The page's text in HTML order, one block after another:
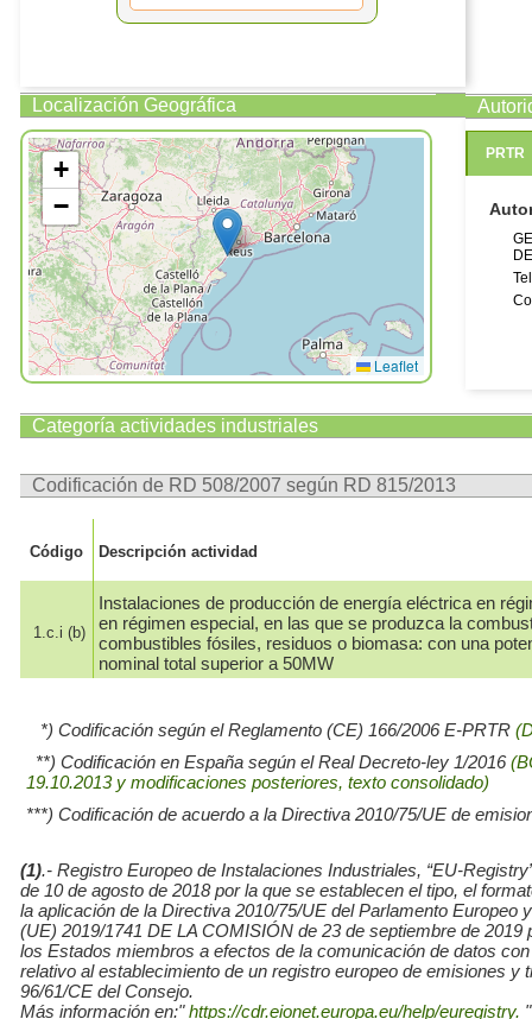
Localización Geográfica
+
−
Leaflet
PRTR
Categoría actividades industriales
Codificación de RD 508/2007 según RD 815/2013
Código Descripción actividad
1.c.i (b)
Instalaciones de producción de energía eléctrica en
en régimen especial, en las que se produzca la
combustibles fósiles, residuos o biomasa: con una
nominal total superior a 50MW
*) Codificación según el Reglamento (CE) 166/2006 E-PRTR
**) Codificación en España según el Real Decreto-ley 1/2016
19.10.2013 y modificaciones posteriores, texto consolidado)
***) Codificación de acuerdo a la Directiva 2010/75/UE de
(1).- Registro Europeo de Instalaciones Industriales, “EU-
de 10 de agosto de 2018 por la que se establecen el tipo, el
la aplicación de la Directiva 2010/75/UE del Parlamento
(UE) 2019/1741 DE LA COMISIÓN de 23 de septiembre de
los Estados miembros a efectos de la comunicación de datos
relativo al establecimiento de un registro europeo de emisiones
96/61/CE del Consejo.
Más información en:"https://cdr.eionet.europa.eu/help/euregistry. "